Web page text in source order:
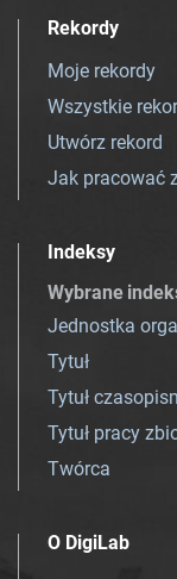
Rekordy
Moje rekordy
Wszystkie
Utwórz rekord
Jak pracować
Indeksy
Wybrane
Jednostka
Tytuł
Tytuł
Tytuł pracy
Twórca
O DigiLab